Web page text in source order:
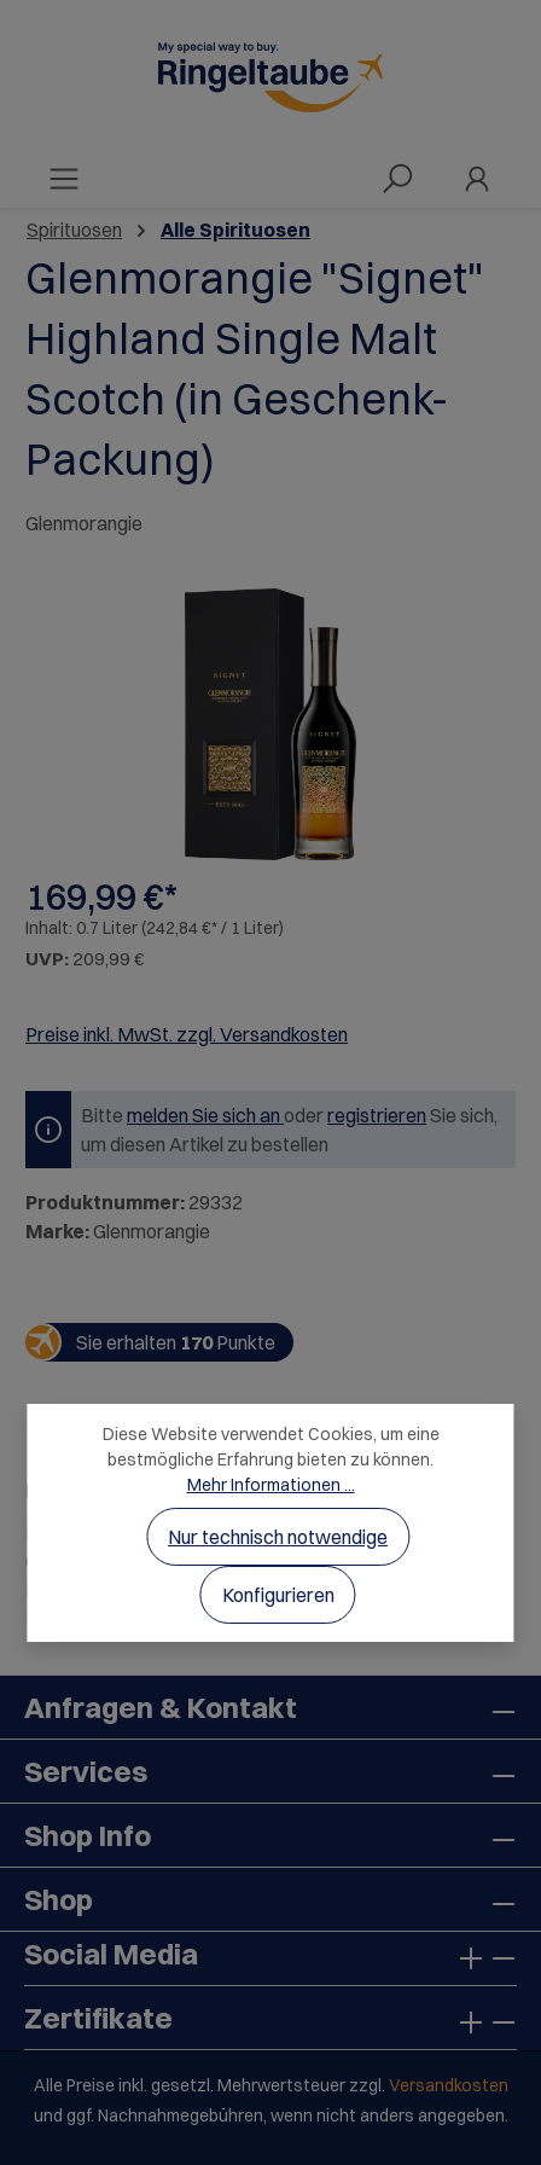
Spirituosen Alle Spirituosen
Glenmorangie "Signet"
Highland Single Malt
Scotch (in Geschenk-
Packung)
Glenmorangie
169,99 €*
Inhalt: 0.7 Liter (242,84 €* / 1 Liter)
UVP: 209,99 €
Preise inkl. MwSt. zzgl. Versandkosten
Bitte melden Sie sich an oderregistrieren Sie sich,
um diesen Artikel zu bestellen
Produktnummer: 29332
Marke:Glenmorangie
Sie erhalten 170Punkte
Beschreibung
HERKUNFT: Schottland / HighlandsBESCHREIBUNG:
Glenmorangie "Signet" ist das handwerkliche
Meisterstück der Highlanddestiller…Mehr
Anfragen & Kontakt
Services
Shop Info
Shop
Social Media
Zertifikate
Alle Preise inkl. gesetzl. Mehrwertsteuer zzgl. Versandkosten
und ggf. Nachnahmegebühren, wenn nicht anders angegeben.
Diese Website verwendet Cookies, um eine
bestmögliche Erfahrung bieten zu können.
Mehr Informationen ...
Nur technisch notwendige
Konfigurieren